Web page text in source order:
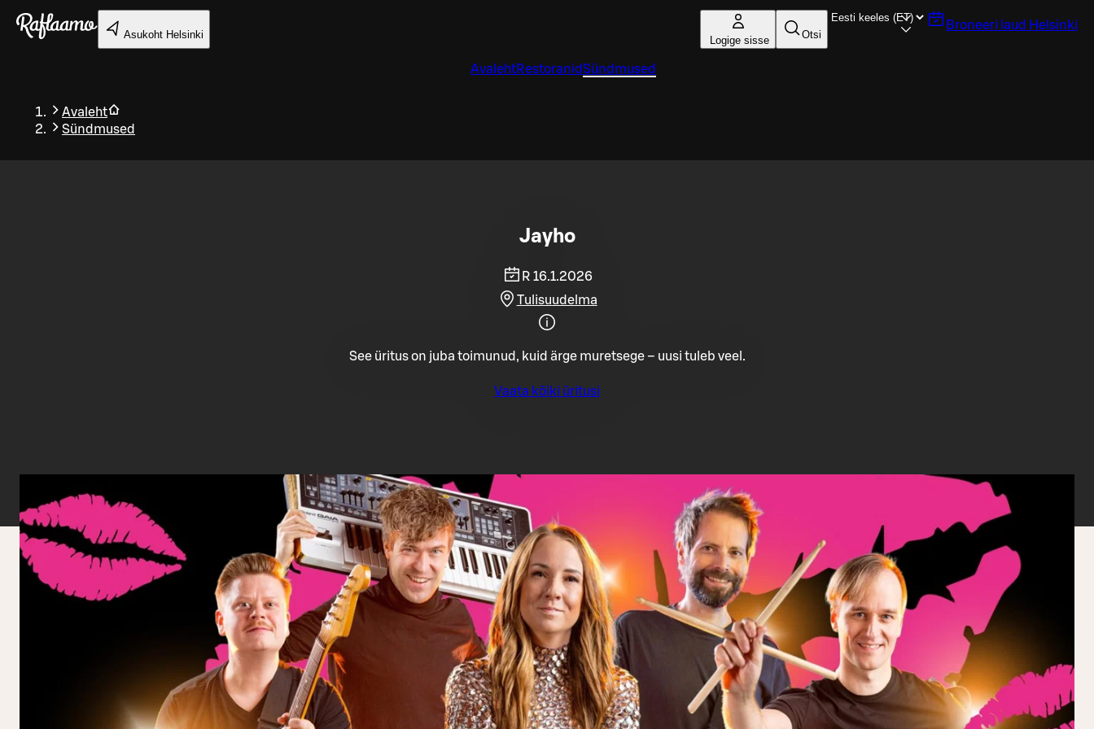
Liigu peamise sisu juurde
Asukoht Helsinki Logige sisse Otsi
Broneeri laud Helsinki
AvalehtRestoranidSündmused
Avaleht
Sündmused
Tagasi
Jayho
R 16.1.2026
Tulisuudelma
See üritus on juba toimunud, kuid ärge muretsege – uusi tuleb veel.
Vaata kõiki üritusi